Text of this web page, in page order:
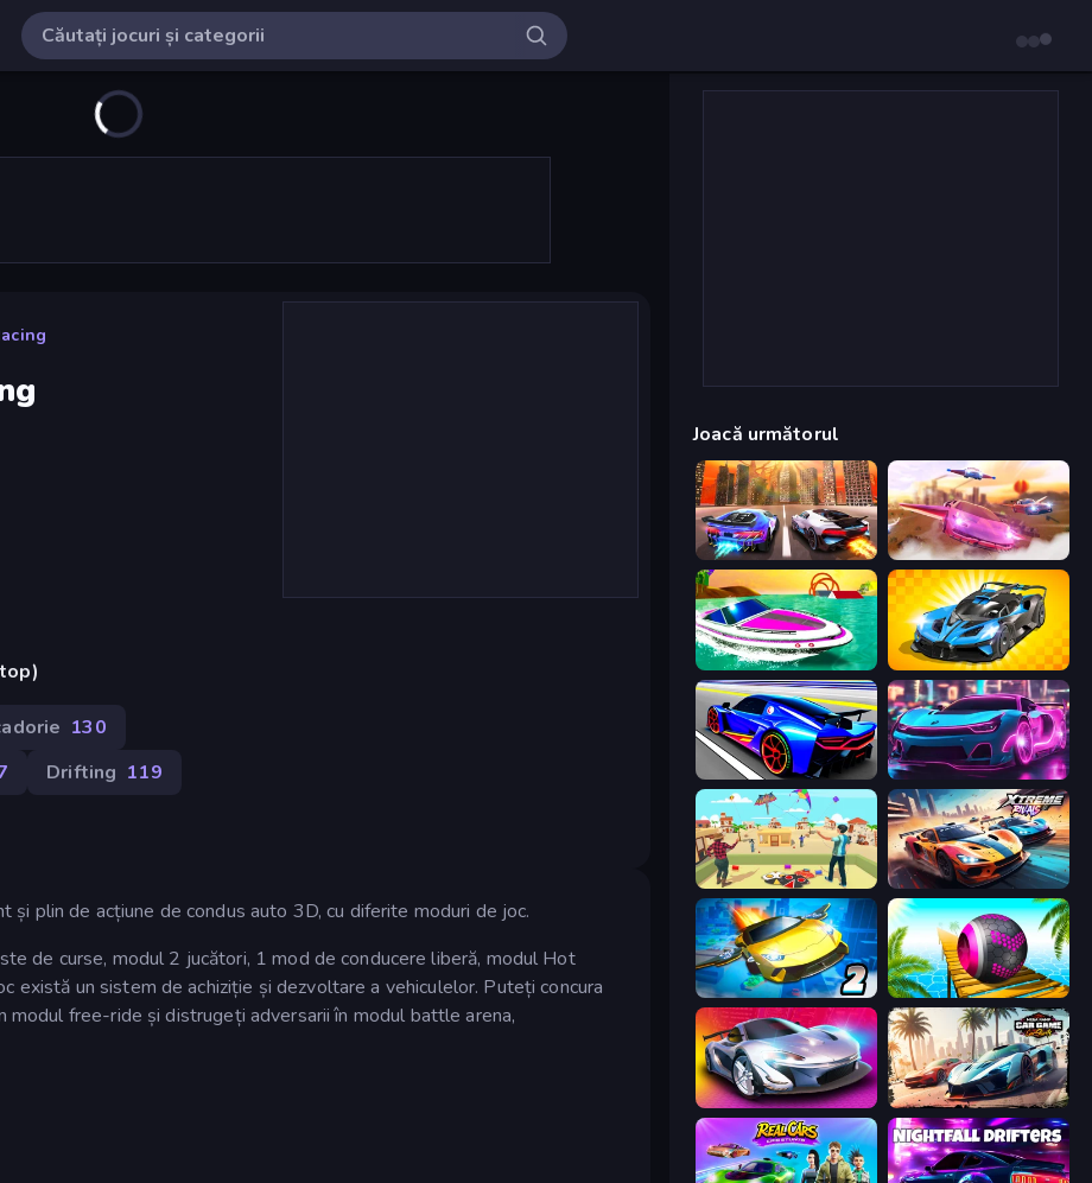
130
Drifting 119
și plin de acțiune de condus auto 3D, cu diferite moduri de joc.
de curse, modul 2 jucători, 1 mod de conducere liberă, modul Hot
există un sistem de achiziție și dezvoltare a vehiculelor. Puteți concura
free-ride și distrugeți adversarii în modul battle arena,
Joacă următorul
Night City Racing Ultimate Flying Car
Jet Boat Racing GT Cars Mega Ramps
Cyber Cars Punk Racing Cyber Cars Punk Racing 2
Kite Flying Sim Xtreme Rivals: Car Racing
Ultimate Flying Car 2 Rolling Balls Sea Race
Grand Cyber City Mega Ramp Car Game: Car Stunts